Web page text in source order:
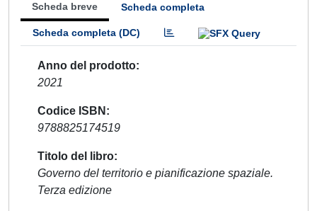
Scheda breve Scheda completa
Scheda completa (DC)
Anno del prodotto
2021
Codice ISBN
9788825174519
Titolo del libro
Governo del territorio e pianificazione spaziale.
Terza edizione